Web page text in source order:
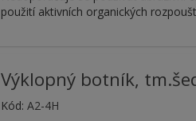
použití aktivních organických
Výklopný botník,
Kód:A2-4H